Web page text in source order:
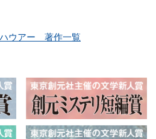
ハウアー 著作一覧